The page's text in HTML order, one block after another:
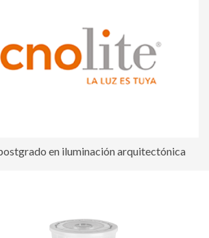
en iluminación arquitectónica